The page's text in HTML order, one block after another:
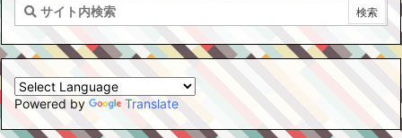
Powered by Translate